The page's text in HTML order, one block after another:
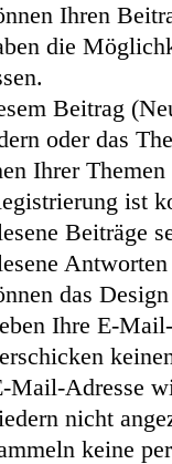
Ihren
die
Beitrag
oder das
Ihrer
ist
Beiträge
das
Ihre E-
Mail-Adresse
nicht
keine